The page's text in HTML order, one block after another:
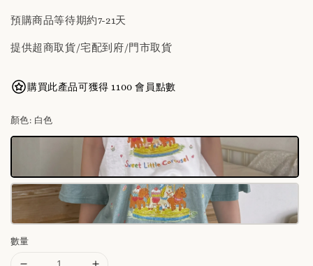
預購商品等待期約7-21天
提供超商取貨/宅配到府/門市取貨
購買此產品可獲得 1100 會員點數
顏色: 白色
數量